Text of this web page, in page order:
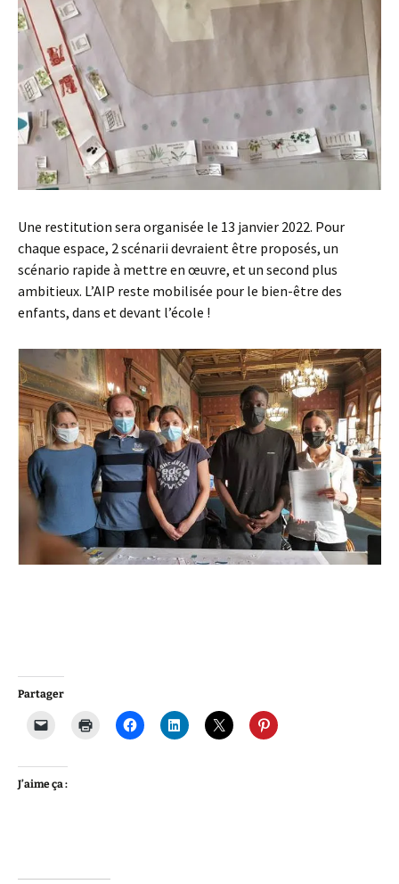
Une restitution sera organisée le 13 janvier 2022. Pour
chaque espace, 2 scénarii devraient être proposés, un
scénario rapide à mettre en œuvre, et un second plus
ambitieux. L’AIP reste mobilisée pour le bien-être des
enfants, dans et devant l’école !
Partager
J’aime ça :